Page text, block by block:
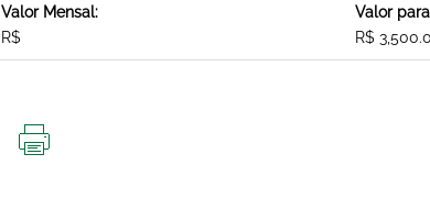
Valor Mensal:
R$
Valor
R$